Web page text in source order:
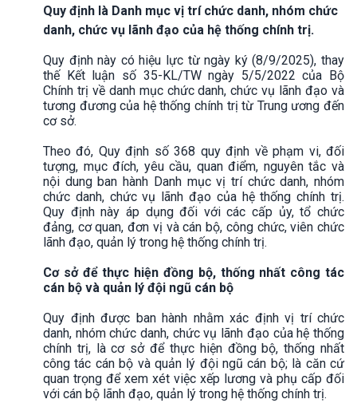
Quy định là Danh mục vị trí chức danh, nhóm chức
danh, chức vụ lãnh đạo của hệ thống chính trị.
Quy định này có hiệu lực từ ngày ký (8/9/2025), thay
thế Kết luận số 35-KL/TW ngày 5/5/2022 của Bộ
Chính trị về danh mục chức danh, chức vụ lãnh đạo và
tương đương của hệ thống chính trị từ Trung ương đến
cơ sở.
Theo đó, Quy định số 368 quy định về phạm vi, đối
tượng, mục đích, yêu cầu, quan điểm, nguyên tắc và
nội dung ban hành Danh mục vị trí chức danh, nhóm
chức danh, chức vụ lãnh đạo của hệ thống chính trị.
Quy định này áp dụng đối với các cấp ủy, tổ chức
đảng, cơ quan, đơn vị và cán bộ, công chức, viên chức
lãnh đạo, quản lý trong hệ thống chính trị.
Cơ sở để thực hiện đồng bộ, thống nhất công tác
cán bộ và quản lý đội ngũ cán bộ
Quy định được ban hành nhằm xác định vị trí chức
danh, nhóm chức danh, chức vụ lãnh đạo của hệ thống
chính trị, là cơ sở để thực hiện đồng bộ, thống nhất
công tác cán bộ và quản lý đội ngũ cán bộ; là căn cứ
quan trọng để xem xét việc xếp lương và phụ cấp đối
với cán bộ lãnh đạo, quản lý trong hệ thống chính trị.